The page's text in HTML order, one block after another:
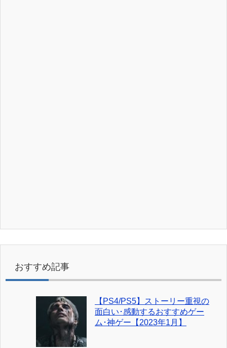
おすすめ記事
【PS4/PS5】ストーリー重視の
面白い･感動するおすすめゲー
ム･神ゲー【2023年1月】